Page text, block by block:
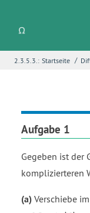
2.3.5.3.: Startseite /
Aufgabe 1
Gegeben ist der
komplizierteren
(a) Verschiebe
E-Mail
Seite*